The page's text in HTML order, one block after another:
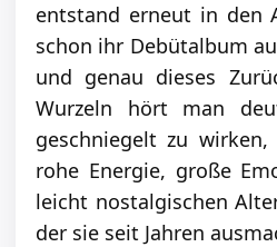
entstand erneut in den
schon ihr Debütalbum
und genau dieses
Wurzeln hört man
geschniegelt zu
rohe Energie, große
leicht nostalgischen
der sie seit Jahren